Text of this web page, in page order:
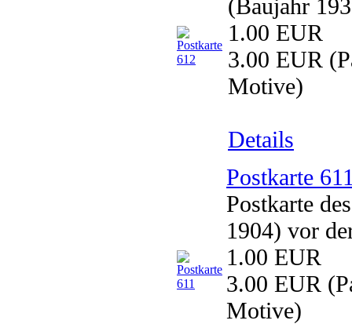
(Baujahr
1.00 EUR
3.00 EUR
Motive)
Details
Postkarte
Postkarte
1904) vor
1.00 EUR
3.00 EUR
Motive)